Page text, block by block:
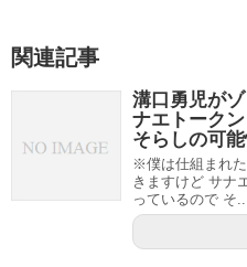
関連記事
溝口勇児が
ナエトーク
そらしの可
※僕は仕組まれ
きますけど サナ
っているので そ